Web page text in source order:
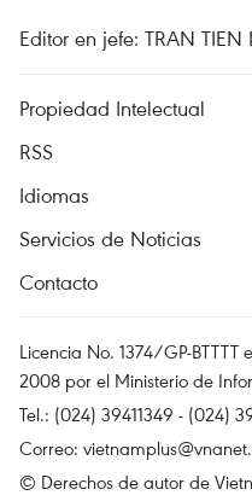
Editor en jefe: TRAN TIEN
Propiedad Intelectual
RSS
Idiomas
Servicios de Noticias
Contacto
Licencia No. 1374/GP-
2008 por el Ministerio de
Tel.: (024) 39411349 - (024)
Correo:
© Derechos de autor de